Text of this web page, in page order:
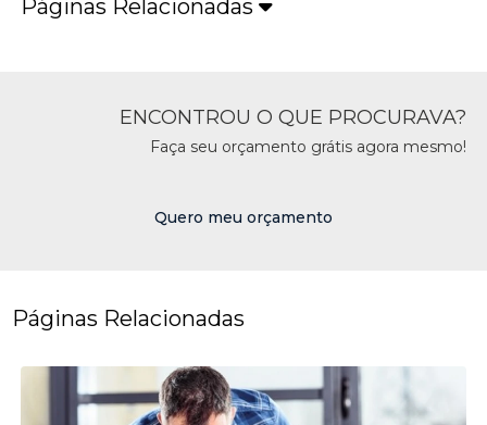
Páginas Relacionadas
ENCONTROU O QUE PROCURAVA?
Faça seu orçamento grátis agora mesmo!
Quero meu orçamento
Páginas Relacionadas